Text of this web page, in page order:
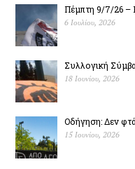
Πέμπτη 9/7/26 –
6 Ιουλίου, 2026
Συλλογική
18 Ιουνίου, 2026
Οδήγηση: Δεν
15 Ιουνίου, 2026